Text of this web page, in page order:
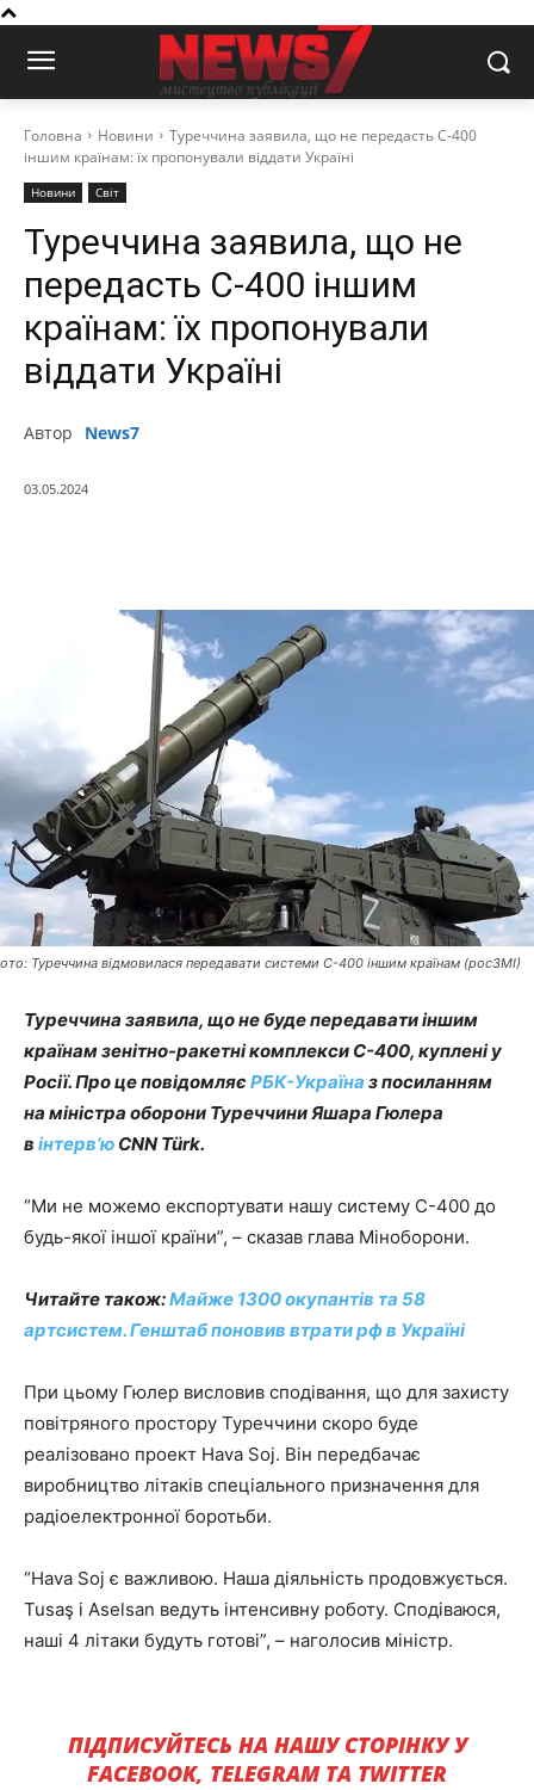
Головна Новини
Туреччина заявила, що не передасть C-400
іншим країнам: їх пропонували віддати Україні
Новини Світ
Туреччина заявила, що не
передасть C-400 іншим
країнам: їх пропонували
віддати Україні
Автор News7
03.05.2024
ото: Туреччина відмовилася передавати системи С-400 іншим країнам (росЗМІ)
Туреччина заявила, що не буде передавати іншим
країнам зенітно-ракетні комплекси С-400, куплені у
Росії. Про це повідомляєРБК-Україна з посиланням
на міністра оборони Туреччини Яшара Гюлера
в інтерв’ю CNN Türk.
“Ми не можемо експортувати нашу систему С-400 до
будь-якої іншої країни”, – сказав глава Міноборони.
Читайте також:Майже 1300 окупантів та 58
артсистем. Генштаб поновив втрати рф в Україні
При цьому Гюлер висловив сподівання, що для захисту
повітряного простору Туреччини скоро буде
реалізовано проект Hava Soj. Він передбачає
виробництво літаків спеціального призначення для
радіоелектронної боротьби.
“Hava Soj є важливою. Наша діяльність продовжується.
Tusaş і Aselsan ведуть інтенсивну роботу. Сподіваюся,
наші 4 літаки будуть готові”, – наголосив міністр.
ПІДПИСУЙТЕСЬ НА НАШУ СТОРІНКУ У
FACEBOOK, TELEGRAM ТА TWITTER